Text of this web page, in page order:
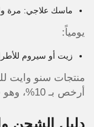
ماسك علاجي: مرة
يومياً:
زيت أو سيروم
منتجات سنو وايت
أرخص بـ 10%، وهو فرق ملموس عند شراء 4-5 منتجات معاً.
دليل الشحن